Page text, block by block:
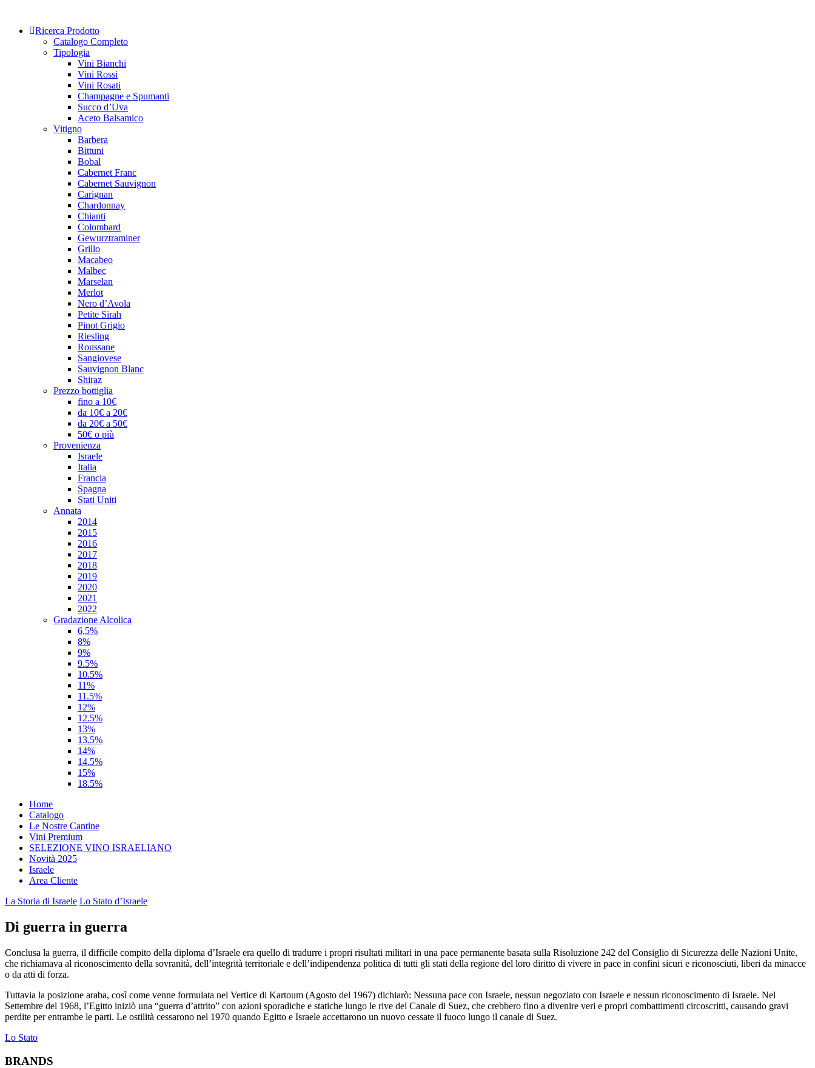
content Ricerca Prodotto
Catalogo Completo
Tipologia
Vini Bianchi
Vini Rossi
Vini Rosati
Champagne e Spumanti
Succo d’Uva
Aceto Balsamico
Vitigno
Barbera
Bittuni
Bobal
Cabernet Franc
Cabernet Sauvignon
Carignan
Chardonnay
Chianti
Colombard
Gewurztraminer
Grillo
Macabeo
Malbec
Marselan
Merlot
Nero d’Avola
Petite Sirah
Pinot Grigio
Riesling
Roussane
Sangiovese
Sauvignon Blanc
Shiraz
Prezzo bottiglia
fino a 10€
da 10€ a 20€
da 20€ a 50€
50€ o più
Provenienza
Israele
Italia
Francia
Spagna
Stati Uniti
Annata
2014
2015
2016
2017
2018
2019
2020
2021
2022
Gradazione Alcolica
6,5%
8%
9%
9.5%
10.5%
11%
11.5%
12%
12.5%
13%
13.5%
14%
14.5%
15%
18.5%
Home
Catalogo
Le Nostre Cantine
Vini Premium
SELEZIONE VINO ISRAELIANO
Novità 2025
Israele
Area Cliente
La Storia di Israele Lo Stato d’Israele
Di guerra in guerra
Conclusa la guerra, il difficile compito della diploma d’Israele era quello di tradurre i propri risultati militari in una pace permanente basata sulla Risoluzione 242 del Consiglio di Sicurezza delle Nazioni Unite,
che richiamava al riconoscimento della sovranità, dell’integrità territoriale e dell’indipendenza politica di tutti gli stati della regione del loro diritto di vivere in pace in confini sicuri e riconosciuti, liberi da minacce
o da atti di forza.
Tuttavia la posizione araba, così come venne formulata nel Vertice di Kartoum (Agosto del 1967) dichiarò: Nessuna pace con Israele, nessun negoziato con Israele e nessun riconoscimento di Israele. Nel
Settembre del 1968, l’Egitto iniziò una “guerra d’attrito” con azioni sporadiche e statiche lungo le rive del Canale di Suez, che crebbero fino a divenire veri e propri combattimenti circoscritti, causando gravi
perdite per entrambe le parti. Le ostilità cessarono nel 1970 quando Egitto e Israele accettarono un nuovo cessate il fuoco lungo il canale di Suez.
Navigazione
articoli
Lo Stato
BRANDS